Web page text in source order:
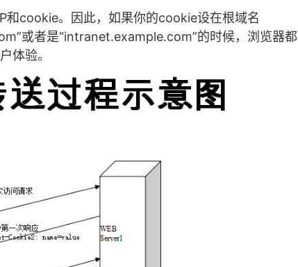
和cookie。因此，如果你的cookie设在根域名
或者是“intranet.example.com”的时候，浏览器都
体验。